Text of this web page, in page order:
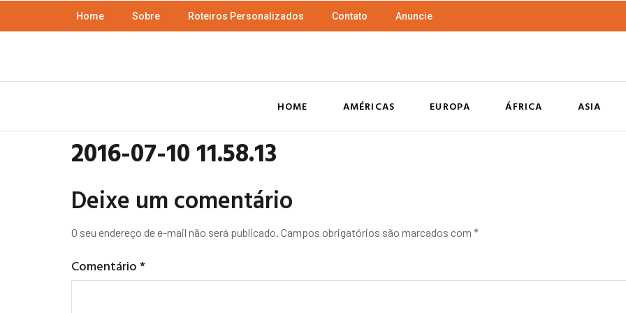
Home Sobre Roteiros Personalizados Contato Anuncie
HOME AMÉRICAS EUROPA ÁFRICA ASIA
2016-07-10 11.58.13
Deixe um comentário
O seu endereço de e-mail não será publicado. Campos obrigatórios são marcados com *
Comentário*